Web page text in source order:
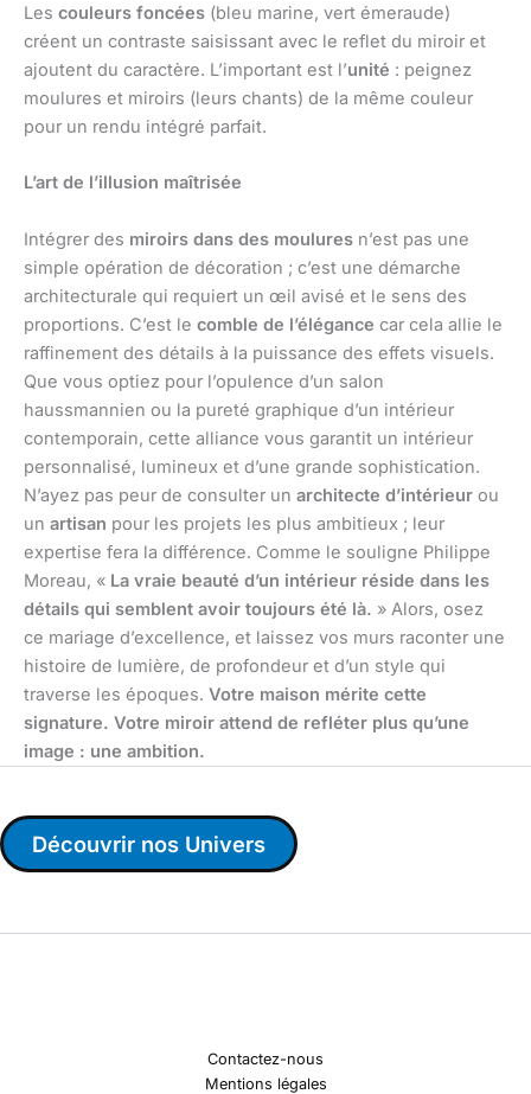
Les couleurs foncées (bleu marine, vert émeraude)
créent un contraste saisissant avec le reflet du miroir et
ajoutent du caractère. L’important est l’unité : peignez
moulures et miroirs (leurs chants) de la même couleur
pour un rendu intégré parfait.
L’art de l’illusion maîtrisée
Intégrer des miroirs dans des moulures n’est pas une
simple opération de décoration ; c’est une démarche
architecturale qui requiert un œil avisé et le sens des
proportions. C’est le comble de l’élégance car cela allie le
raffinement des détails à la puissance des effets visuels.
Que vous optiez pour l’opulence d’un salon
haussmannien ou la pureté graphique d’un intérieur
contemporain, cette alliance vous garantit un intérieur
personnalisé, lumineux et d’une grande sophistication.
N’ayez pas peur de consulter un architecte d’intérieur ou
un artisan pour les projets les plus ambitieux ; leur
expertise fera la différence. Comme le souligne Philippe
Moreau, « La vraie beauté d’un intérieur réside dans les
détails qui semblent avoir toujours été là. » Alors, osez
ce mariage d’excellence, et laissez vos murs raconter une
histoire de lumière, de profondeur et d’un style qui
traverse les époques. Votre maison mérite cette
signature. Votre miroir attend de refléter plus qu’une
image : une ambition.
Découvrir nos Univers
Contactez-nous
Mentions légales